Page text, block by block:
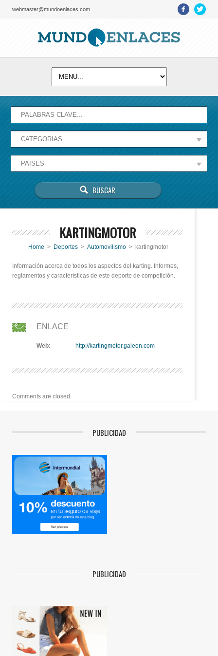
webmaster@mundoenlaces.com
KARTINGMOTOR
Home > Deportes> Automovilismo > kartingmotor
Información acerca de todos los aspectos del karting. Informes,
reglamentos y características de este deporte de competición.
ENLACE
Web: http://kartingmotor.galeon.com
Comments are closed.
PUBLICIDAD
PUBLICIDAD